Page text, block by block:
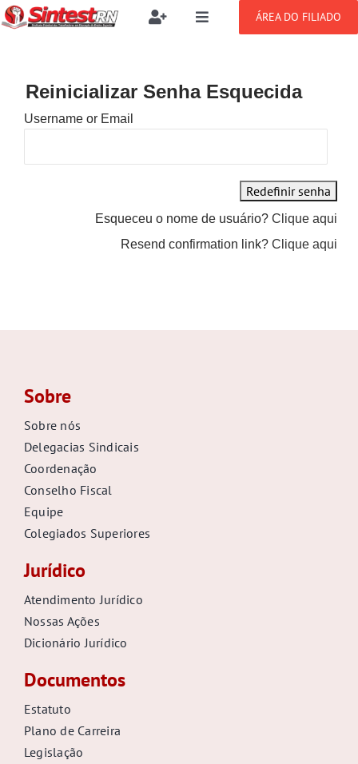
Ir
para
Toggle
para:
Filie-se
Benefícios
Setor jurídico
Toggle
NOTÍCIAS
PUBLICAÇÕES
CONGRESSOS
ÁREA DO FILIADO
Reinicializar Senha Esquecida
Username or Email
Esqueceu o nome de usuário? Clique aqui
Resend confirmation link? Clique aqui
Sobre
Sobre nós
Delegacias Sindicais
Coordenação
Conselho Fiscal
Equipe
Colegiados Superiores
Jurídico
Atendimento Jurídico
Nossas Ações
Dicionário Jurídico
Documentos
Estatuto
Plano de Carreira
Legislação